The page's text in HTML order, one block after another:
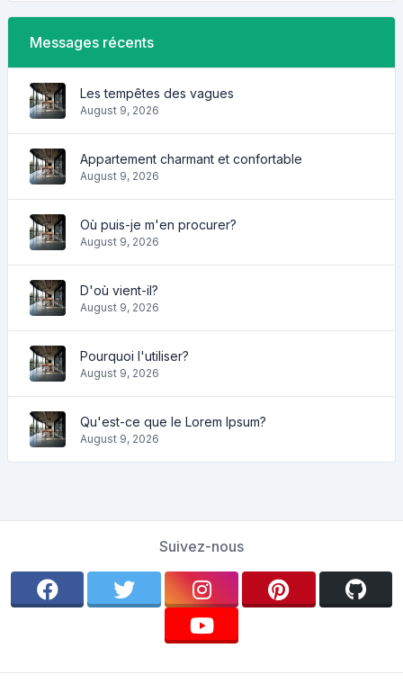
Messages récents
Les tempêtes des vagues
August 9, 2026
Appartement charmant et confortable
August 9, 2026
Où puis-je m'en procurer?
August 9, 2026
D'où vient-il?
August 9, 2026
Pourquoi l'utiliser?
August 9, 2026
Qu'est-ce que le Lorem Ipsum?
August 9, 2026
Suivez-nous